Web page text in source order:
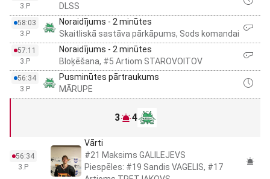
3.P
DLSS
58:03
3.P
Noraidījums - 2 minūtes
Skaitliskā sastāva pārkāpums, Sods komandai
57:11
3.P
Noraidījums - 2 minūtes
Bloķēšana, #5 Artiom STAROVOITOV
56:34
3.P
Pusminūtes pārtraukums
MĀRUPE
3 4
56:34
3.P
Vārti
#21 Maksims GALILEJEVS
Piespēles: #19 Sandis VAGELIS, #17